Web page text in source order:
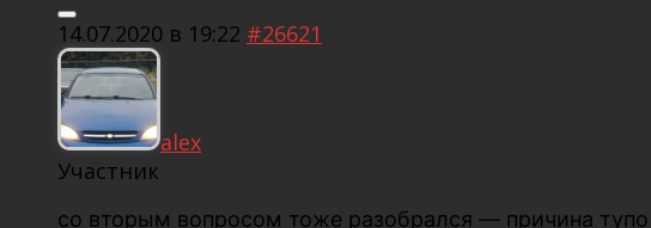
14.07.2020 в 19:22 #26621
alex
Участник
со вторым вопросом тоже разобрался — причина